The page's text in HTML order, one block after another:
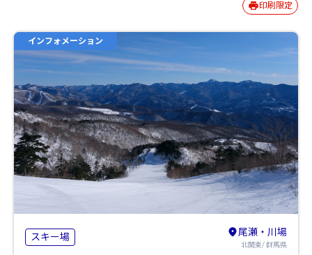
印刷限定
インフォメーション
スキー場 尾瀬・川場
北関東/ 群馬県